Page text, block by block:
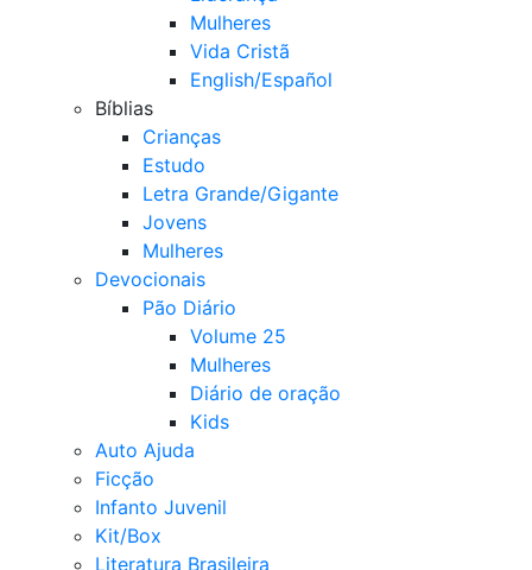
Mulheres
Vida Cristã
English/Español
Bíblias
Crianças
Estudo
Letra Grande/Gigante
Jovens
Mulheres
Devocionais
Pão Diário
Volume 25
Mulheres
Diário de oração
Kids
Auto Ajuda
Ficção
Infanto Juvenil
Kit/Box
Literatura Brasileira